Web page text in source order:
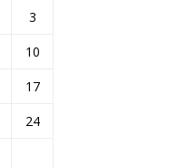
3
10
17
24